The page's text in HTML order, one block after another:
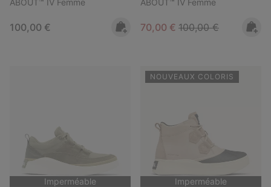
ABOUT™ IV Femme
Regular price:
100,00 €
ABOUT™ IV Femme
Sale price:
70,00 € Regular price:
100,00 €
Imperméable
NOUVEAUX COLORIS
Imperméable